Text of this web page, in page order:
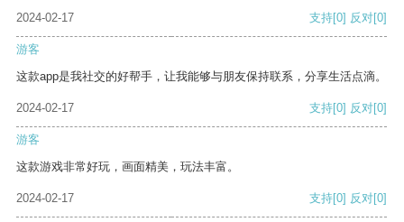
2024-02-17
支持[0] 反对[0]
游客
这款app是我社交的好帮手，让我能够与朋友保持联系，分享生活点滴。
2024-02-17 支持[0] 反对[0]
游客
这款游戏非常好玩，画面精美，玩法丰富。
2024-02-17 支持[0] 反对[0]